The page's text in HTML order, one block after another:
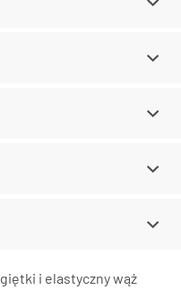
i elastyczny wąż